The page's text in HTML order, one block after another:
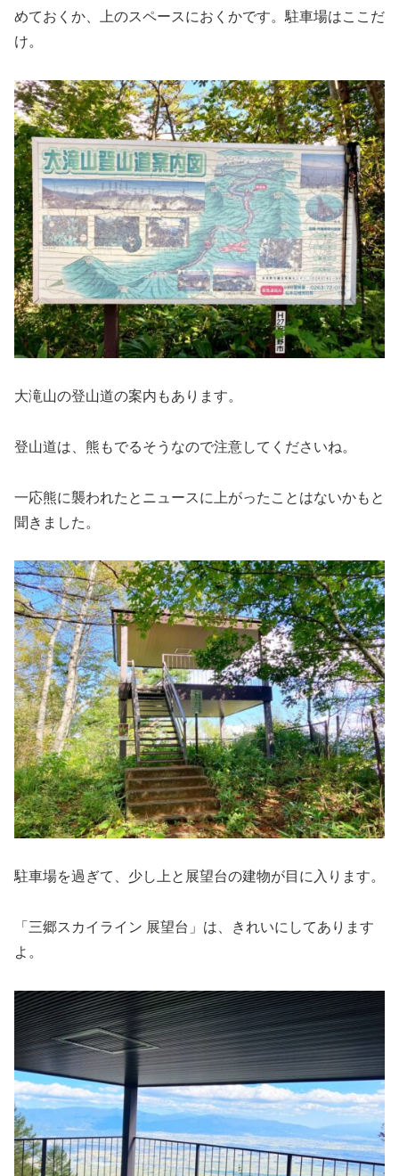
めておくか、上のスペースにおくかです。駐車場はここだ
け。
大滝山の登山道の案内もあります。
登山道は、熊もでるそうなので注意してくださいね。
一応熊に襲われたとニュースに上がったことはないかもと
聞きました。
駐車場を過ぎて、少し上と展望台の建物が目に入ります。
「三郷スカイライン 展望台」は、きれいにしてあります
よ。